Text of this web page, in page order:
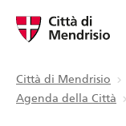
Città di Mendrisio
Agenda della Città